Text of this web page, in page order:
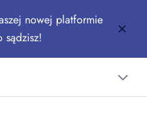
nowej platformie
sądzisz!